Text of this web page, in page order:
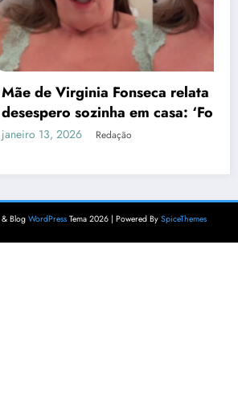
Fonseca relata noite de
em casa: ‘Foi horrível
Redação
Blog WordPressTema 2026 | Powered By SpiceThemes